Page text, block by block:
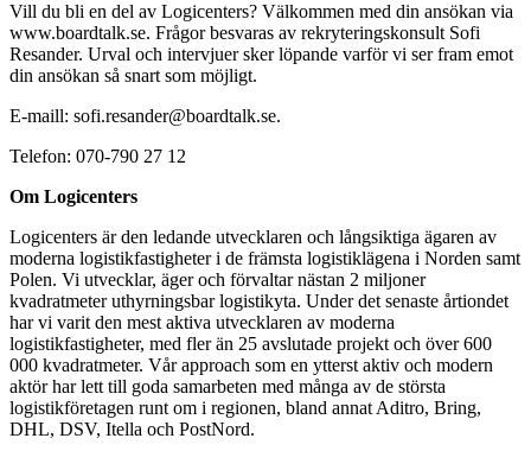
Vill du bli en del av Logicenters? Välkommen med din ansökan via
www.boardtalk.se. Frågor besvaras av rekryteringskonsult Sofi
Resander. Urval och intervjuer sker löpande varför vi ser fram emot
din ansökan så snart som möjligt.
E-maill: sofi.resander@boardtalk.se.
Telefon: 070-790 27 12
Om Logicenters
Logicenters är den ledande utvecklaren och långsiktiga ägaren av
moderna logistikfastigheter i de främsta logistiklägena i Norden samt
Polen. Vi utvecklar, äger och förvaltar nästan 2 miljoner
kvadratmeter uthyrningsbar logistikyta. Under det senaste årtiondet
har vi varit den mest aktiva utvecklaren av moderna
logistikfastigheter, med fler än 25 avslutade projekt och över 600
000 kvadratmeter. Vår approach som en ytterst aktiv och modern
aktör har lett till goda samarbeten med många av de största
logistikföretagen runt om i regionen, bland annat Aditro, Bring,
DHL, DSV, Itella och PostNord.